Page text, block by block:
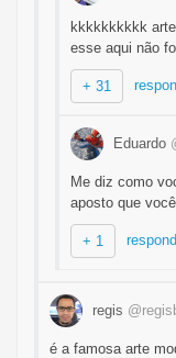
kkkkkkkkkk
esse aqui não
+ 31
Eduardo
Me diz como
aposto que
+ 1
regis
é a famosa arte